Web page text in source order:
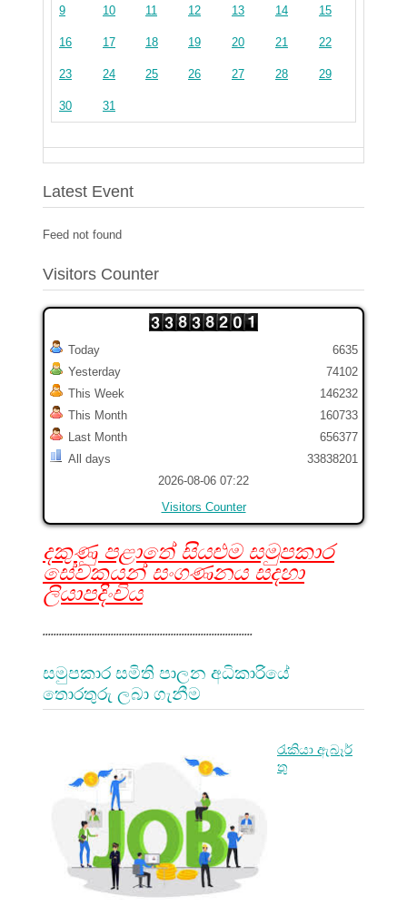
9 10 11 12 13 14 15
16 17 18 19 20 21 22
23 24 25 26 27 28 29
30 31
Latest Event
Feed not found
Visitors Counter
Today
Yesterday
This Week
This Month
Last Month
All days
6635
74102
146232
160733
656377
33838201
2026-08-06 07:22
Visitors Counter
දකුණු පළාතේ සියළුම සමුපකාර
සේවකයන් සංගණනය සදහා
ලියාපදිංචිය
.............................................................................
සමුපකාර සමිති පාලන අධිකාරියේ
තොරතුරු ලබා ගැනීම
රැකියා ඇබෑර්
තු